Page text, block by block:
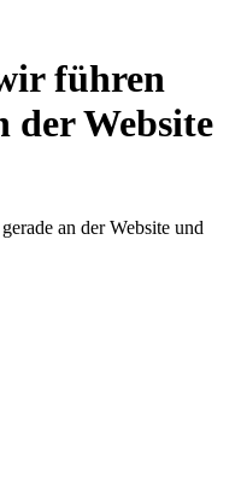
führen
der Website
an der Website und